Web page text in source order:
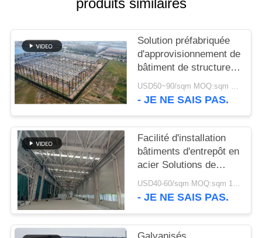
CAS
PLAN
DU
SITE
POLITIQUE
DE
CONFIDENTIALITÉ
produits similaires
Solution préfabriquée
d'approvisionnement de
bâtiment de structure
métallique pour
l'industrie
USD50~90/sqm MOQ:sqm 1000
- JE NE SAIS PAS.
Facilité d'installation
bâtiments d'entrepôt en
acier Solutions de
stockage
respectueuses de
USD40-60/sqm MOQ:sqm 1000
- JE NE SAIS PAS.
Galvanisés